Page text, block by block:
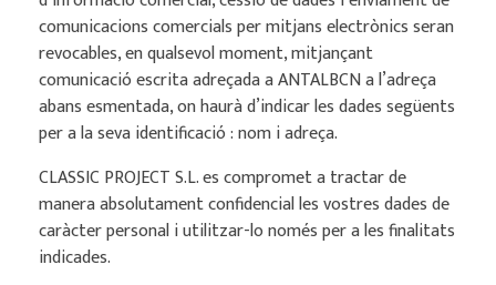
comunicacions comercials per mitjans electrònics seran
revocables, en qualsevol moment, mitjançant
comunicació escrita adreçada a ANTALBCN a l’adreça
abans esmentada, on haurà d’indicar les dades següents
per a la seva identificació : nom i adreça.
CLASSIC PROJECT S.L. es compromet a tractar de
manera absolutament confidencial les vostres dades de
caràcter personal i utilitzar-lo només per a les finalitats
indicades.